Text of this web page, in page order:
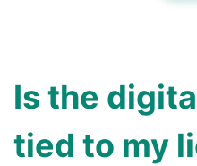
Is the
tied to my